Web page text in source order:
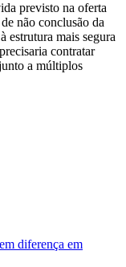
previsto na oferta
não conclusão da
estrutura mais segura
contratar
a múltiplos
diferença em